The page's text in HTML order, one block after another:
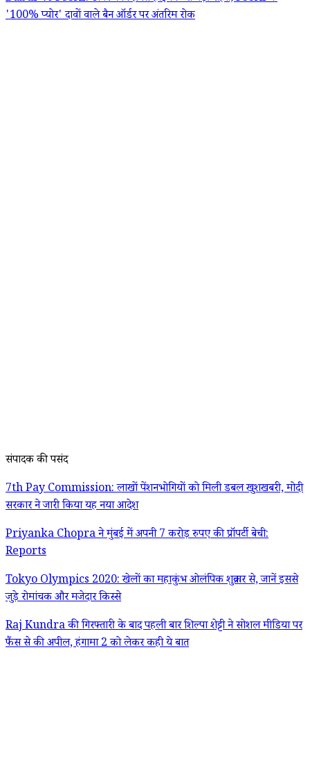
'100% प्योर' दावों वाले बैन ऑर्डर पर अंतरिम रोक
संपादक की पसंद
7th Pay Commission: लाखों पेंशनभोगियों को मिली डबल खुशखबरी, मोदी
सरकार ने जारी किया यह नया आदेश
Priyanka Chopra ने मुंबई में अपनी 7 करोड़ रुपए की प्रॉपर्टी बेची:
Reports
Tokyo Olympics 2020: खेलों का महाकुंभ ओलंपिक शुक्रवार से, जानें इससे
जुड़े रोमांचक और मजेदार किस्से
Raj Kundra की गिरफ्तारी के बाद पहली बार शिल्पा शेट्टी ने सोशल मीडिया पर
फैंस से की अपील, हंगामा 2 को लेकर कही ये बात